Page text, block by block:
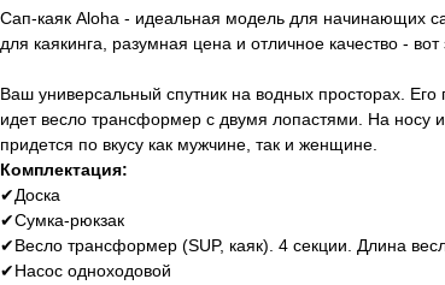
Сап-каяк Aloha - идеальная модель для начинающих
для каякинга, разумная цена и отличное качество -
Ваш универсальный спутник на водных просторах.
идет весло трансформер с двумя лопастями. На носу
придется по вкусу как мужчине, так и женщине.
Комплектация:
✔Доска
✔Сумка-рюкзак
✔Весло трансформер (SUP, каяк). 4 секции. Длина
✔Насос одноходовой